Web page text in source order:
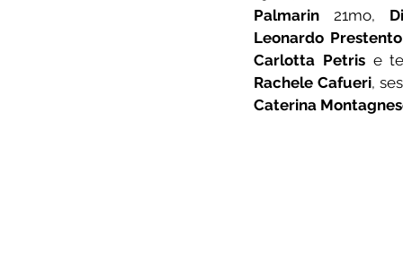
Palmarin 21mo,
Leonardo Prestento
Carlotta Petris e
Rachele Cafueri,
Caterina